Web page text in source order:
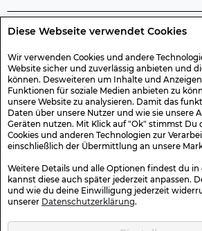
Diese Webseite verwendet Cookies
Wir verwenden Cookies und andere
Website sicher und zuverlässig anbieten und
können. Desweiteren um Inhalte und
Funktionen für soziale Medien anbieten zu
unsere Website zu analysieren. Damit das
Daten über unsere Nutzer und wie sie unsere
Geräten nutzen. Mit Klick auf "Ok" stimmst Du
Cookies und anderen Technologien zur
einschließlich der Übermittlung an unsere
Weitere Details und alle Optionen findest du in
kannst diese auch später jederzeit anpassen.
und wie du deine Einwilligung jederzeit
unserer Datenschutzerklärung.
Rechtliche Artikelinfos
Geschenk-Gutscheine
Versand & Rücksendung
Sicher Einkaufen